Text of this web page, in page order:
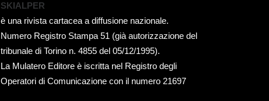
SKIALPER
è una rivista cartacea a diffusione nazionale.
Numero Registro Stampa 51 (già autorizzazione del
tribunale di Torino n. 4855 del 05/12/1995).
La Mulatero Editore è iscritta nel Registro degli
Operatori di Comunicazione con il numero 21697